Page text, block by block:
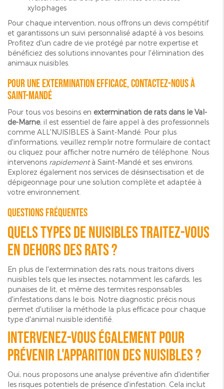
xylophages
Pour chaque intervention, nous offrons un devis compétitif
et garantissons un suivi personnalisé adapté à vos besoins.
Profitez d'un cadre de vie protégé par notre expertise et
bénéficiez des solutions innovantes pour l'élimination des
animaux nuisibles.
Pour une extermination efficace, contactez-nous à
Saint-Mandé
Pour tous vos besoins en extermination de rats dans le Val-
de-Marne, il est essentiel de faire appel à des professionnels
comme ALL'NUISIBLES à Saint-Mandé. Pour plus
d'informations, veuillez remplir notre formulaire de contact
ou cliquez pour afficher notre numéro de téléphone. Nous
intervenons rapidementà Saint-Mandé et ses environs.
Explorez également nos services de désinsectisation et de
dépigeonnage pour une solution complète et adaptée à
votre environnement.
Questions fréquentes
Quels types de nuisibles traitez-vous
en dehors des rats ?
En plus de l'extermination des rats, nous traitons divers
nuisibles tels que les insectes, notamment les cafards, les
punaises de lit, et même des termites responsables
d'infestations dans le bois. Notre diagnostic précis nous
permet d'utiliser la méthode la plus efficace pour chaque
type d'animal nuisible identifié.
Intervenez-vous également pour
prévenir l'apparition des nuisibles ?
Oui, nous proposons une analyse préventive afin d'identifier
les risques potentiels de présence d'infestation. Cela inclut